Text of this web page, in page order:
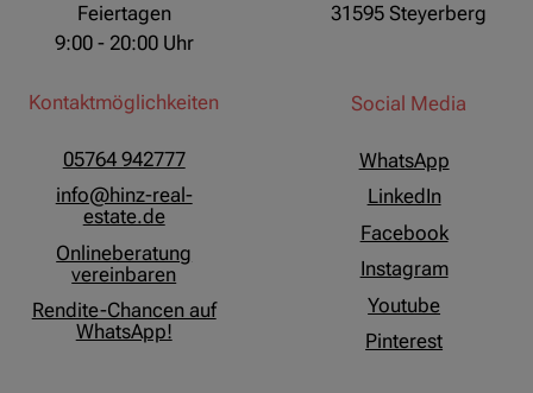
Feiertagen
9:00 - 20:00 Uhr
Kontaktmöglichkeiten
05764 942777
info@hinz-real-
estate.de
Onlineberatung
vereinbaren
Rendite-Chancen auf
WhatsApp!
31595 Steyerberg
Social Media
WhatsApp
LinkedIn
Facebook
Instagram
Youtube
Pinterest